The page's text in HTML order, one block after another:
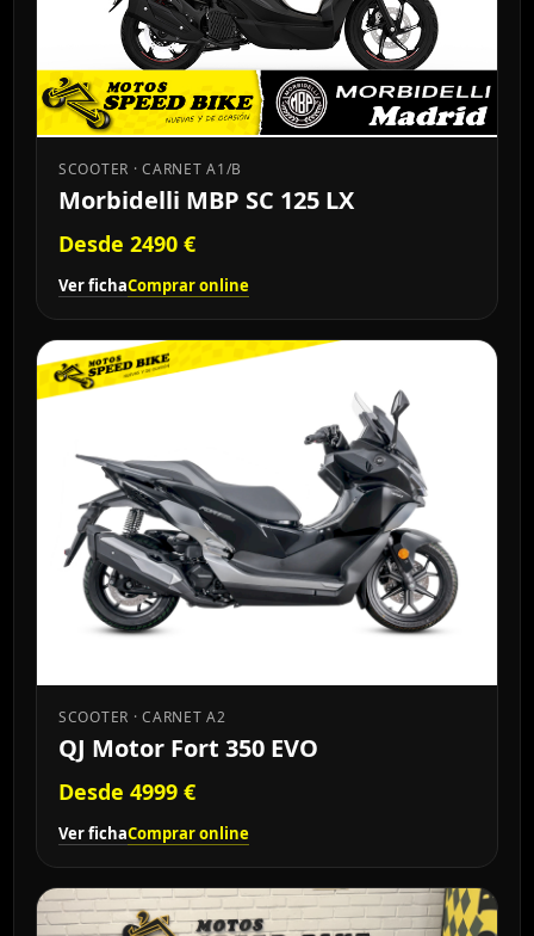
SCOOTER · CARNET A1/B
Morbidelli MBP SC 125 LX
Desde 2490 €
Ver fichaComprar online
SCOOTER · CARNET A2
QJ Motor Fort 350 EVO
Desde 4999 €
Ver fichaComprar online